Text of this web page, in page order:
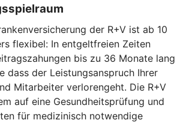
der R+V ist ab 10
flexibel: In entgeltfreien Zeiten
bis zu 36 Monate lang
dass der Leistungsanspruch Ihrer
Mitarbeiter verlorengeht. Die R+V
auf eine Gesundheitsprüfung und
für medizinisch notwendige